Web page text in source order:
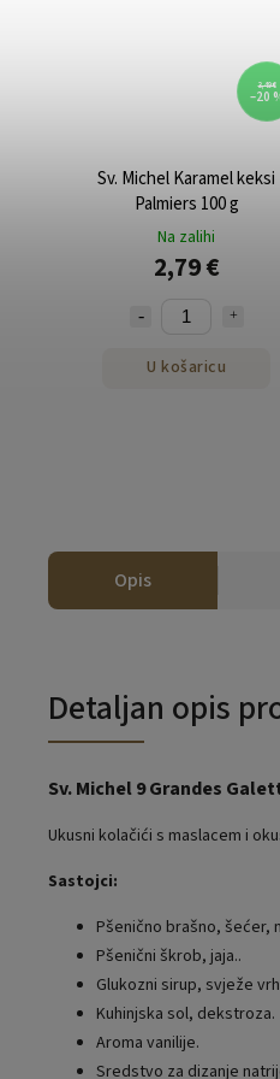
3,49 €
–20
Sv. Michel Karamel keksi
Palmiers 100 g
Na zalihi
2,79 €
U košaricu
Opis
Detaljan opis
Sv. Michel 9 Grandes
Ukusni kolačići s maslacem i
Sastojci:
Pšenično brašno, šećer,
Pšenični škrob, jaja..
Glukozni sirup, svježe
Kuhinjska sol, dekstroza.
Aroma vanilije.
Sredstvo za dizanje